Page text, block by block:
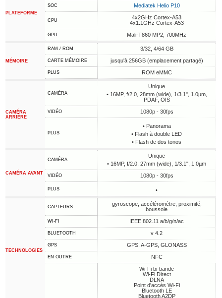
PLATEFORME
SOC Mediatek Helio P10
CPU
4x2GHz Cortex-A53
4x1.1GHz Cortex-A53
GPU Mali-T860 MP2, 700MHz
MÉMOIRE
RAM / ROM 3/32, 4/64 GB
CARTE MÉMOIRE jusqu'à 256GB (emplacement partagé)
PLUS ROM eMMC
CAMÉRA
ARRIÈRE
CAMÉRA
Unique
• 16MP, f/2.0, 28mm (wide), 1/3.1", 1.0µm,
PDAF, OIS
VIDÉO 1080p - 30fps
PLUS
• Panorama
• Flash à double LED
• Flash de dos tonos
CAMÉRA AVANT
CAMÉRA
Unique
• 16MP, f/2.0, 27mm (wide), 1/3.1", 1.0µm
VIDÉO 1080p - 30fps
PLUS •
TECHNOLOGIES
CAPTEURS
gyroscope, accéléromètre, proximité,
boussole
WI-FI IEEE 802.11 a/b/g/n/ac
BLUETOOTH v 4.2
GPS GPS, A-GPS, GLONASS
EN OUTRE
NFC
Wi-Fi bi-bande
Wi-Fi Direct
DLNA
Point d'accès Wi-Fi
Bluetooth LE
Bluetooth A2DP